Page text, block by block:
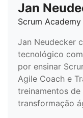
Jan
Scrum Academy
Jan Neudecker
tecnológico
por ensinar
Agile Coach e
treinamentos
transformação